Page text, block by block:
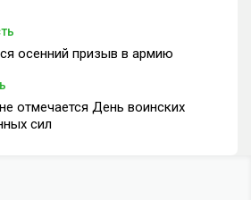
осенний призыв в армию
отмечается День воинских
сил